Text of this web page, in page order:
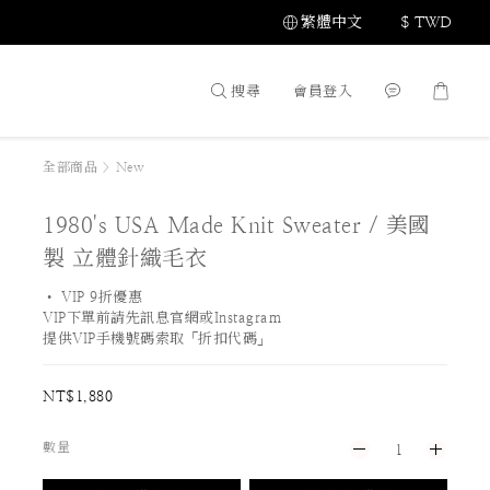
繁體中文 $ TWD
搜尋 會員登入
全部商品 > New
1980's USA Made Knit Sweater / 美國
製 立體針織毛衣
• VIP 9折優惠
VIP下單前請先訊息官網或Instagram
提供VIP手機號碼索取「折扣代碼」
NT$1,880
數量